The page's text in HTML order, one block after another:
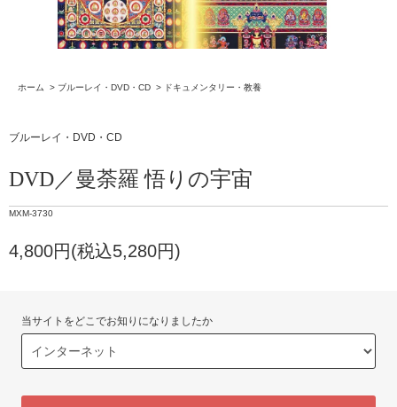
ホーム > ブルーレイ・DVD・CD > ドキュメンタリー・教養
ブルーレイ・DVD・CD
DVD／曼荼羅 悟りの宇宙
MXM-3730
4,800円(税込5,280円)
当サイトをどこでお知りになりましたか